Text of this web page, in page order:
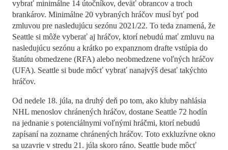
vybrať minimálne 14 útočníkov, deväť obrancov a troch
brankárov. Minimálne 20 vybraných hráčov musí byť pod
zmluvou pre nasledujúcu sezónu 2021/22. To teda znamená, že
Seattle si môže vyberať aj hráčov, ktorí nebudú mať zmluvu na
nasledujúcu sezónu a krátko po expanznom drafte vstúpia do
štatútu obmedzene (RFA) alebo neobmedzene voľných hráčov
(UFA). Seattle si bude môcť vybrať nanajvýš desať takýchto
hráčov.
Od nedele 18. júla, na druhý deň po tom, ako kluby nahlásia
NHL menoslov chránených hráčov, dostane Seattle 72 hodín
na jednanie s potenciálnymi voľnými hráčmi, ktorí nebudú
zapísaní na zozname chránených hráčov. Toto exkluzívne okno
sa uzavrie v stredu 21. júla skoro ráno. Seattle bude môcť